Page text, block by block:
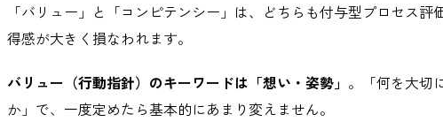
「バリュー」と「コンピテンシー」は、どちらも付与型プロセス
得感が大きく損なわれます。
バリュー（行動指針）のキーワードは「想い・姿勢」 。「何を大切
か」で、一度定めたら基本的にあまり変えません。